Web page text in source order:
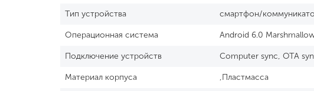
Тип устройства смартфон/
Операционная система Android 6.0
Подключение устройств Computer sync, OTA
Материал корпуса ,Пластмасса